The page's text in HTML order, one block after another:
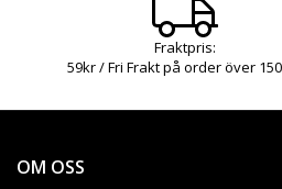
Fraktpris:
59kr / Fri Frakt på order över
OM OSS